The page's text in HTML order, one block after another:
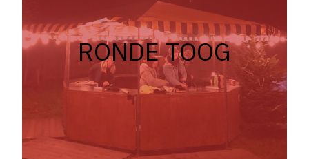
RONDE TOOG